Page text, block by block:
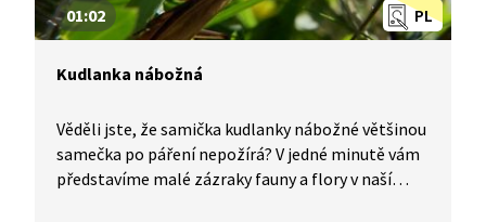
PL
01:02
Kudlanka nábožná
Věděli jste, že samička kudlanky nábožné většinou
samečka po páření nepožírá? V jedné minutě vám
představíme malé zázraky fauny a flory v naší